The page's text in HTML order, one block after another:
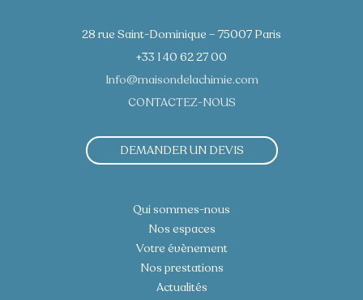
28 rue Saint-Dominique – 75007 Paris
+33 1 40 62 27 00
Info@maisondelachimie.com
CONTACTEZ-NOUS
DEMANDER UN DEVIS
Qui sommes-nous
Nos espaces
Votre évènement
Nos prestations
Actualités